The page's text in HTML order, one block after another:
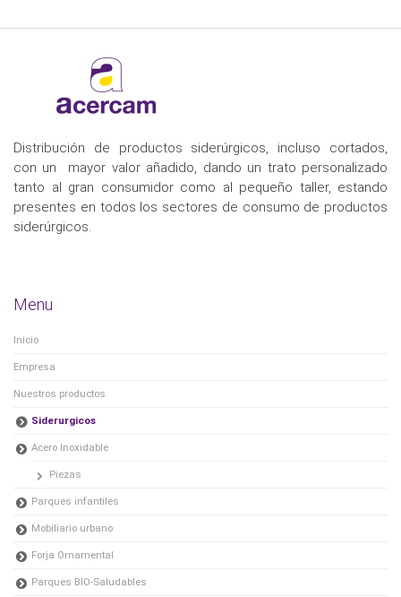
Distribución de productos siderúrgicos, incluso cortados,
con un mayor valor añadido, dando un trato personalizado
tanto al gran consumidor como al pequeño taller, estando
presentes en todos los sectores de consumo de productos
siderúrgicos.
Menu
Inicio
Empresa
Nuestros productos
Siderurgicos
Acero Inoxidable
Piezas
Parques infantiles
Mobiliario urbano
Forja Ornamental
Parques BIO-Saludables